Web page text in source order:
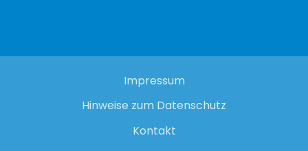
Impressum
Hinweise zum Datenschutz
Kontakt